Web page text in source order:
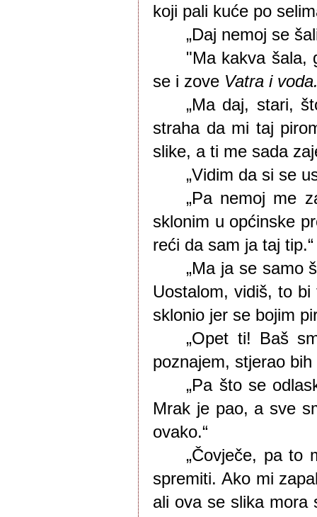
koji pali kuće po
„Daj nemoj se
"Ma kakva šala,
se i zove Vatra i
„Ma daj, stari,
straha da mi taj
slike, a ti me sada
„Vidim da si se
„Pa nemoj me
sklonim u općinske
reći da sam ja taj tip.“
„Ma ja se samo
Uostalom, vidiš, to
sklonio jer se bojim
„Opet ti! Baš
poznajem, stjerao
„Pa što se
Mrak je pao, a sve
ovako.“
„Čovječe, pa to
spremiti. Ako mi
ali ova se slika mora